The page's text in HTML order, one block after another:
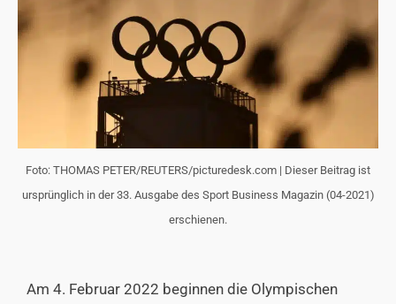
Foto: THOMAS PETER/REUTERS/picturedesk.com | Dieser Beitrag ist
ursprünglich in der 33. Ausgabe des Sport Business Magazin (04-2021)
erschienen.
Am 4. Februar 2022 beginnen die Olympischen